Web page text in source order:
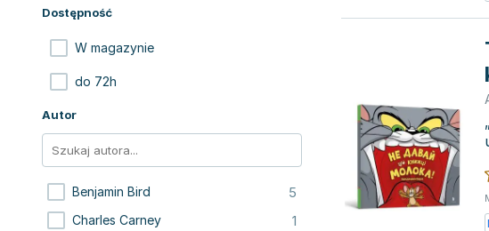
Dostępność
W magazynie
do 72h
Autor
Benjamin Bird 5
Charles Carney 1